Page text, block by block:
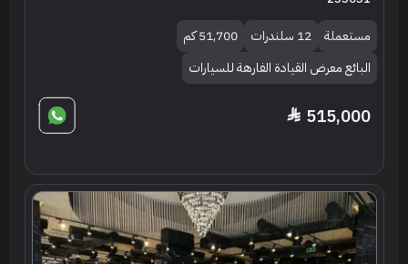
مستعملة 12 سلندرات
51,700 كم
البائع معرض القيادة الفارهة للسيارات
515,000